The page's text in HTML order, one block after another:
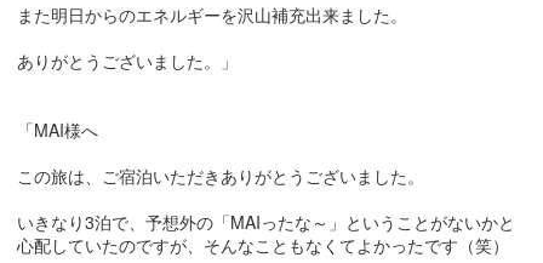
また明日からのエネルギーを沢山補充出来ました。
ありがとうございました。」
「MAI様へ
この旅は、ご宿泊いただきありがとうございました。
いきなり3泊で、予想外の「MAIったな～」ということがないかと
心配していたのですが、そんなこともなくてよかったです（笑）